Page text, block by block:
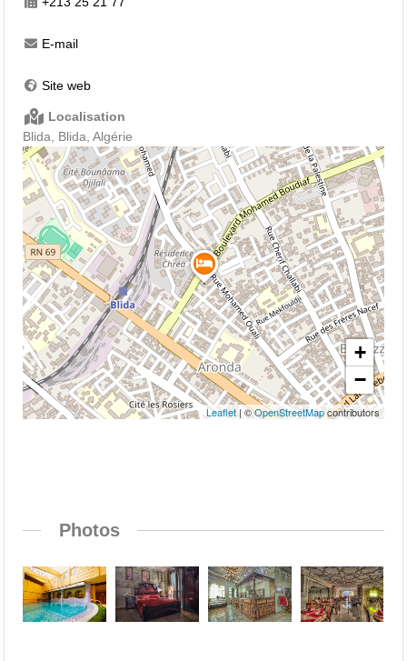
E-mail
Site web
Localisation
Blida, Blida, Algérie
+
−
Leaflet| ©OpenStreetMapcontributors
Photos